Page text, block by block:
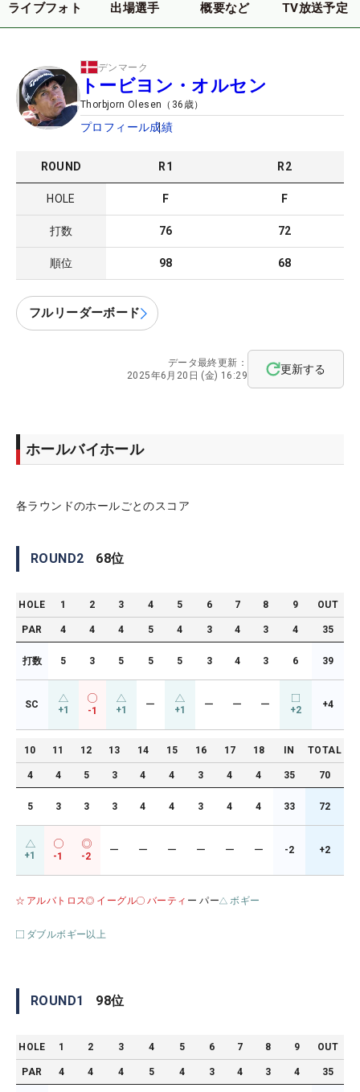
ライブフォト 出場選手 概要など TV放送予定
デンマーク
トービヨン・オルセン
Thorbjorn Olesen （ 36 歳）
プロフィール成績
ROUND R1 R2
HOLE F F
打数 76 72
順位 98 68
フルリーダーボード
データ最終更新：
2025年6月20日 (金) 16:29
更新する
ホールバイホール
各ラウンドのホールごとのスコア
ROUND2 68位
HOLE 1 2 3 4 5 6 7 8 9 OUT
PAR 4 4 4 5 4 3 4 3 4 35
打数 5 3 5 5 5 3 4 3 6 39
SC +1 -1 +1 ー +1 ー ー ー +2 +4
10 11 12 13 14 15 16 17 18 IN TOTAL
4 4 5 3 4 4 3 4 4 35 70
5 3 3 3 4 4 3 4 4 33 72
+1 -1 -2
ー ー ー ー ー ー -2 +2
アルバトロス イーグル バーティ ー パー ボギー
ダブルボギー以上
ROUND1 98位
HOLE 1 2 3 4 5 6 7 8 9 OUT
PAR 4 4 4 5 4 3 4 3 4 35